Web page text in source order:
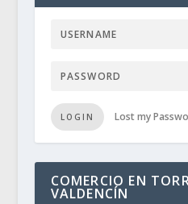
LOGIN Lost my
COMERCIO EN
VALDENCÍN